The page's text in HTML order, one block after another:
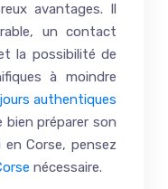
avantages. Il
un contact
la possibilité de
à moindre
authentiques
bien préparer son
en Corse, pensez
nécessaire.